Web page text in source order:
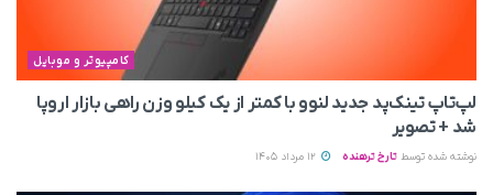
کامپیوتر و موبایل
لپ‌تاپ تینک‌پد جدید لنوو با کمتر از یک کیلو وزن راهی بازار اروپا
شد + تصویر
نوشته شده توسط تارخ ترهنده